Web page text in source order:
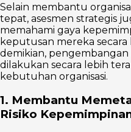
Selain membantu
tepat, asesmen strategis
memahami gaya
keputusan mereka
demikian,
dilakukan secara lebih
kebutuhan organisasi.
1. Membantu
Risiko